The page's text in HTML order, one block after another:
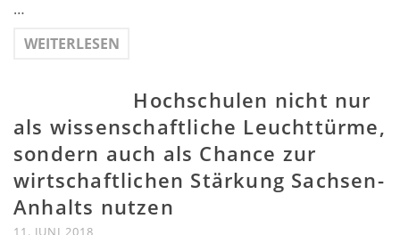
…
WEITERLESEN
Hochschulen nicht nur
als wissenschaftliche Leuchttürme,
sondern auch als Chance zur
wirtschaftlichen Stärkung Sachsen-
Anhalts nutzen
11. JUNI 2018